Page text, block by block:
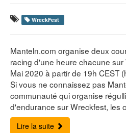
WreckFest
Manteln.com organise deux
racing d'une heure chacune
Mai 2020 à partir de 19h CEST
Si vous ne connaissez pas
communauté qui organise
d'endurance sur Wreckfest, les
Lire la suite